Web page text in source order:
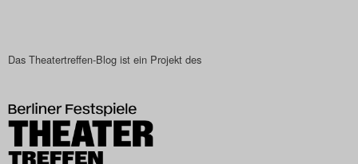
Das Theatertreffen-Blog ist ein Projekt des